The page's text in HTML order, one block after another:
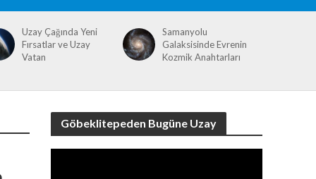
Uzay Çağında Yeni
Fırsatlar ve Uzay
Vatan
Samanyolu
Galaksisinde Evrenin
Kozmik Anahtarları
Göbeklitepeden Bugüne Uzay